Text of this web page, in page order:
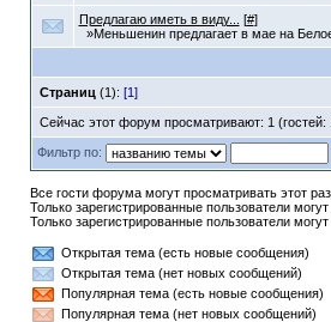
Предлагаю иметь в виду... [#]
»Меньшенин предлагает в мае на
Страниц (1): [1]
Сейчас этот форум просматривают: 1 (гостей:
Фильтр по:
Все гости форума могут просматривать этот
Только зарегистрированные пользователи
Только зарегистрированные пользователи
Открытая тема (есть новые сообщения)
Открытая тема (нет новых сообщений)
Популярная тема (есть новые сообщения)
Популярная тема (нет новых сообщений)